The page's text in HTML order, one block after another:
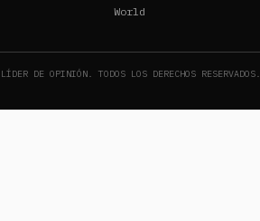
World
LÍDER DE OPINIÓN. TODOS LOS DERECHOS RESERVADOS.